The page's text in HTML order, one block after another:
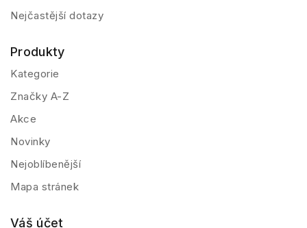
Nejčastější dotazy
Produkty
Kategorie
Značky A-Z
Akce
Novinky
Nejoblíbenější
Mapa stránek
Váš účet